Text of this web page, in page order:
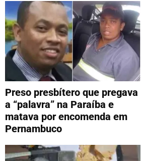
Preso presbítero que pregava
a “palavra” na Paraíba e
matava por encomenda em
Pernambuco